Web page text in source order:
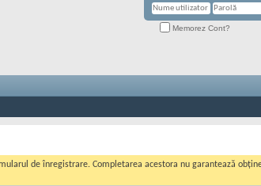
Memorez Cont?
de înregistrare. Completarea acestora nu garantează